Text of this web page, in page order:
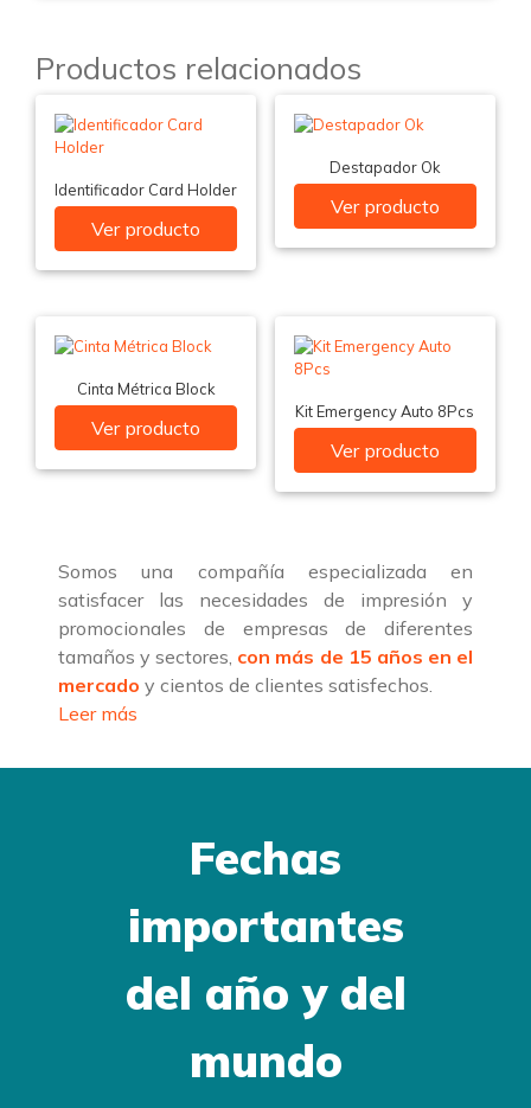
Productos relacionados
Identificador Card Holder
Ver producto
Destapador Ok
Ver producto
Cinta Métrica Block
Ver producto
Kit Emergency Auto 8Pcs
Ver producto
Somos una compañía especializada en
satisfacer las necesidades de impresión y
promocionales de empresas de diferentes
tamaños y sectores, con más de 15 años en el
mercado y cientos de clientes satisfechos.
Leer más
Fechas
importantes
del año y del
mundo